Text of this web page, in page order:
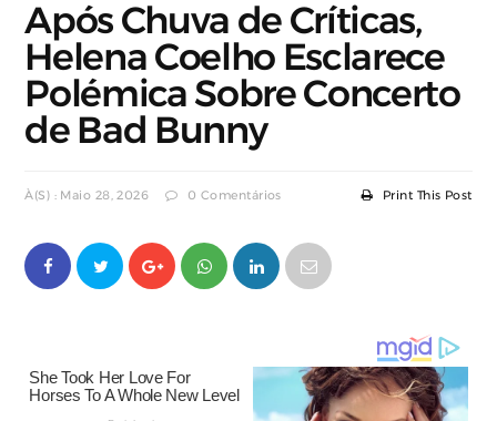
Após Chuva de Críticas,
Helena Coelho Esclarece
Polémica Sobre Concerto
de Bad Bunny
À(s) : Maio 28, 2026 0 Comentários Print This Post